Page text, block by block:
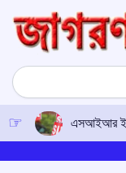
content
Search
এসআইআর